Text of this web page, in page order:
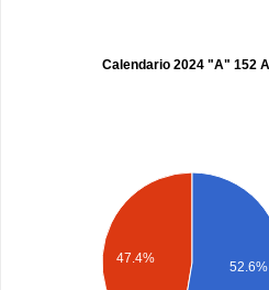
Calendario 2024 "A" 152
47.4%
52.6%